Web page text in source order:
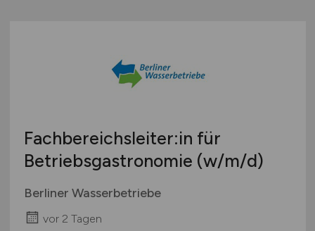
Fachbereichsleiter:in für
Betriebsgastronomie (w/m/d)
Berliner Wasserbetriebe
vor 2 Tagen